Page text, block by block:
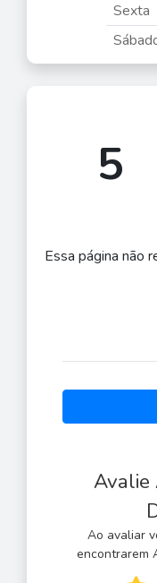
Sexta
5
Essa página não
Avalie
Ao avaliar
encontrarem